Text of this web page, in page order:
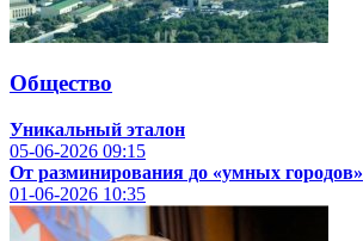
Общество
Уникальный эталон
05-06-2026 09:15
От разминирования до «умных городов»
01-06-2026 10:35